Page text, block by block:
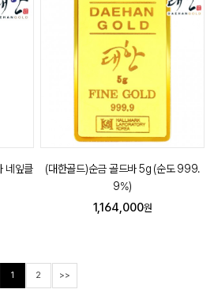
네잎클
(대한골드)순금 골드바 5g (순도 999.
9%)
1,164,000원
1 2 >>